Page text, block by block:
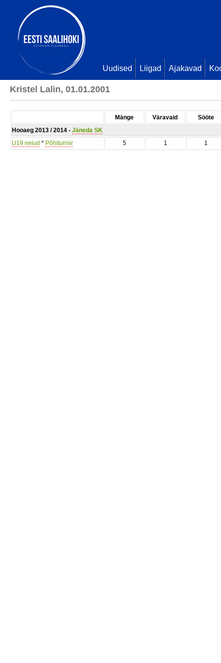
Uudised Liigad Ajakavad
Kristel Lalin, 01.01.2001
Mänge Väravaid
Sööte
Hooaeg 2013 / 2014 - Jäneda SK
U19 neiud * Põhiturniir 5 1 1